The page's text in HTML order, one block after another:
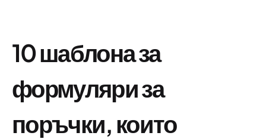
10 шаблона за
формуляри за
поръчки, които